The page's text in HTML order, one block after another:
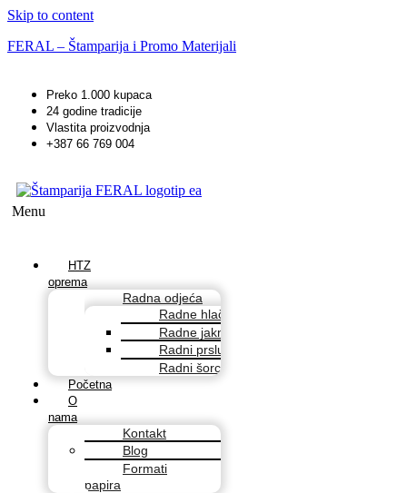
Skip to content
FERAL – Štamparija i Promo Materijali
Preko 1.000 kupaca
24 godine tradicije
Vlastita proizvodnja
+387 66 769 004
Menu
HTZ
oprema
Radna odjeća
Radne hlače
Radne jakne
Radni prsluci
Radni šorcevi
Početna
O
nama
Kontakt
Blog
Formati
papira